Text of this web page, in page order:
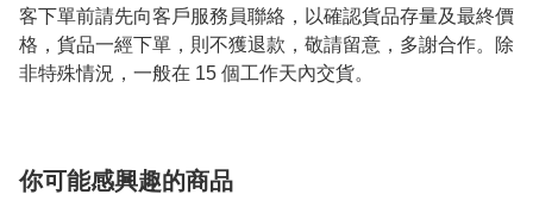
客下單前請先向客戶服務員聯絡，以確認貨品存量及最終價
格，貨品一經下單，則不獲退款，敬請留意，多謝合作。除
非特殊情況，一般在 15 個工作天內交貨。
你可能感興趣的商品